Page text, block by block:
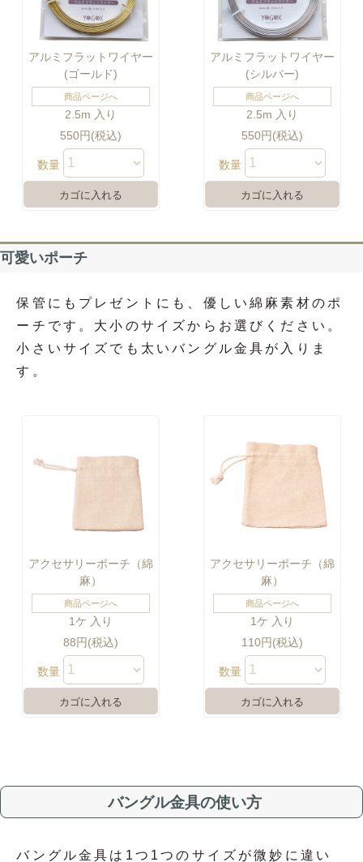
アルミフラットワイヤー
(ゴールド)
商品ページへ
2.5m 入り
550円(税込)
数量
アルミフラットワイヤー
(シルバー)
商品ページへ
2.5m 入り
550円(税込)
数量
可愛いポーチ
保管にもプレゼントにも、優しい綿麻素材のポ
ーチです。大小のサイズからお選びください。
小さいサイズでも太いバングル金具が入りま
す。
アクセサリーポーチ（綿
麻）
商品ページへ
1ケ 入り
88円(税込)
数量
アクセサリーポーチ（綿
麻）
商品ページへ
1ケ 入り
110円(税込)
数量
バングル金具の使い方
バングル金具は1つ1つのサイズが微妙に違い